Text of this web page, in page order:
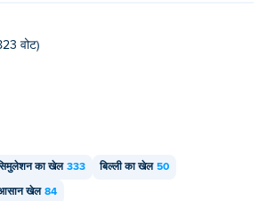
वोट)
का खेल 333 बिल्ली का खेल 50
खेल 84